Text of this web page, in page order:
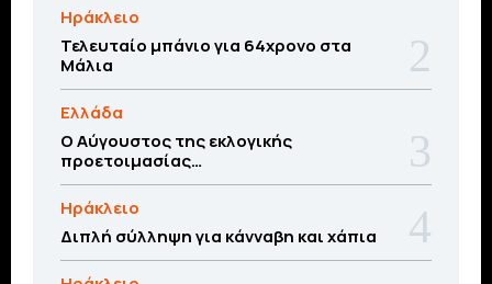
Ηράκλειο
Τελευταίο μπάνιο για 64χρονο στα
Μάλια
Ελλάδα
Ο Αύγουστος της εκλογικής
προετοιμασίας…
Ηράκλειο
Διπλή σύλληψη για κάνναβη και χάπια